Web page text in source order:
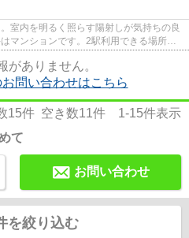
室内を明るく照らす陽射しが気持ちの良
マンションです。2駅利用できる場所に
がありません。
問い合わせはこちら
15件 空き数11件 1-15件表示
て
お問い合わせ
を絞り込む